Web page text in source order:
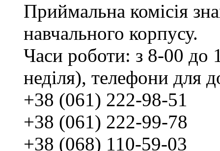
Приймальна комісія
навчального корпусу.
Часи роботи: з 8-00 до
неділя), телефони для
+38 (061) 222-98-51
+38 (061) 222-99-78
+38 (068) 110-59-03